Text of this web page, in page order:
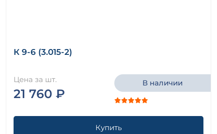
К 9-6 (3.015-2)
Цена за шт.
21 760 ₽
В наличии
Купить